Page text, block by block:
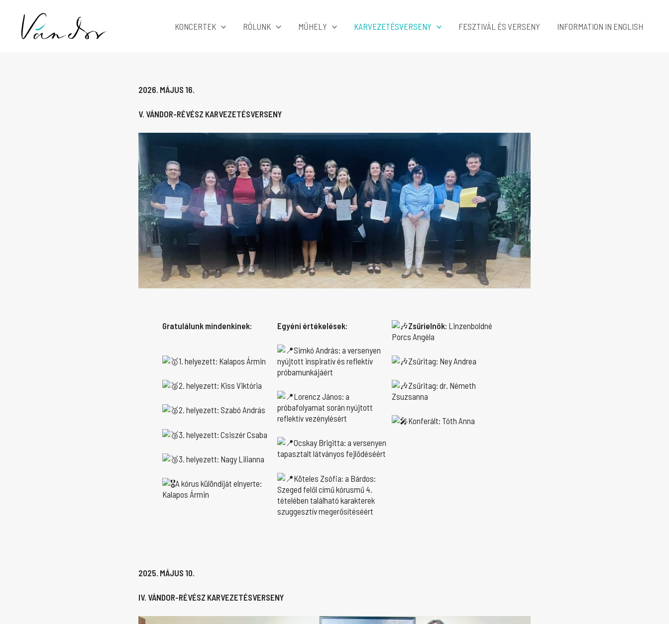
content
KONCERTEK RÓLUNK MŰHELY KARVEZETÉSVERSENY FESZTIVÁL ÉS VERSENY INFORMATION IN ENGLISH
2026. MÁJUS 16.
V. VÁNDOR-RÉVÉSZ KARVEZETÉSVERSENY
Gratulálunk mindenkinek:
1. helyezett: Kalapos Ármin
2. helyezett: Kiss Viktória
2. helyezett: Szabó András
3. helyezett: Csiszér Csaba
3. helyezett: Nagy Lilianna
A kórus különdíját elnyerte:
Kalapos Ármin
Egyéni értékelések:
Simkó András: a versenyen
nyújtott inspiratív és reflektív
próbamunkájáért
Lorencz János: a
próbafolyamat során nyújtott
reflektív vezénylésért
Ocskay Brigitta: a versenyen
tapasztalt látványos fejlődéséért
Köteles Zsófia: a Bárdos:
Szeged felől című kórusmű 4.
tételében található karakterek
szuggesztív megerősítéséért
Zsűrielnök: Linzenboldné
Porcs Angéla
Zsűritag: Ney Andrea
Zsűritag: dr. Németh
Zsuzsanna
Konferált: Tóth Anna
2025. MÁJUS 10.
IV. VÁNDOR-RÉVÉSZ KARVEZETÉSVERSENY